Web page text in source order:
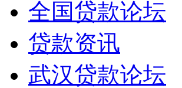
全国贷款论坛
贷款资讯
武汉贷款论坛